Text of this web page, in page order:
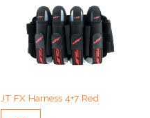
JT FX Harness 4+7 Red